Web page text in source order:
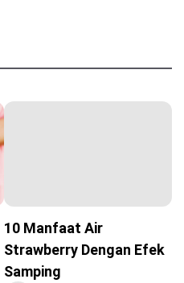
10 Manfaat Air
Strawberry Dengan Efek
Samping